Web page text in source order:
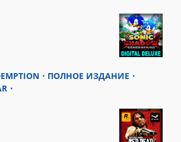
・ПОЛНОЕ ИЗДАНИЕ・
・